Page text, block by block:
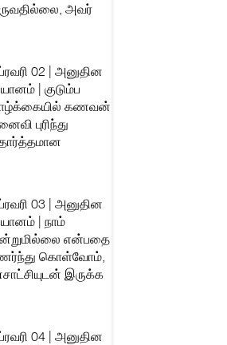
அவர்
02 | அனுதின
| குடும்ப
கணவன்
புரிந்து
03 | அனுதின
| நாம்
என்பதை
கொள்வோம்,
இருக்க
04 | அனுதின